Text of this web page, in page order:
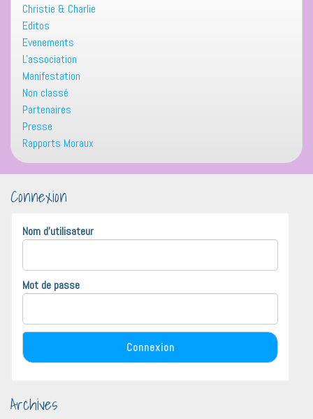
Christie & Charlie
Editos
Evenements
L'association
Manifestation
Non classé
Partenaires
Presse
Rapports Moraux
Connexion
Nom d'utilisateur
Mot de passe
Archives